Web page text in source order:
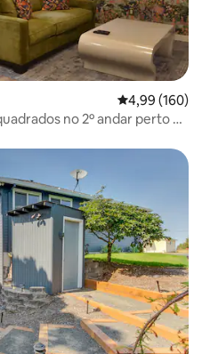
4,99 de uma
4,99 (160)
no 2º andar perto do